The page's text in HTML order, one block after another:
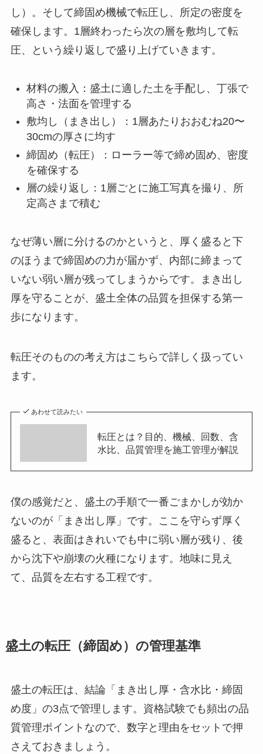
し）。そして締固め機械で転圧し、所定の密度を
確保します。1層終わったら次の層を敷均して転
圧、という繰り返しで盛り上げていきます。
材料の搬入：盛土に適した土を手配し、丁張で
高さ・法面を管理する
敷均し（まき出し）：1層あたりおおむね20〜
30cmの厚さに均す
締固め（転圧）：ローラー等で締め固め、密度
を確保する
層の繰り返し：1層ごとに施工写真を撮り、所
定高さまで積む
なぜ薄い層に分けるのかというと、厚く盛ると下
のほうまで締固めの力が届かず、内部に締まって
いない弱い層が残ってしまうからです。まき出し
厚を守ることが、盛土全体の品質を担保する第一
歩になります。
転圧そのものの考え方はこちらで詳しく扱ってい
ます。
あわせて読みたい
転圧とは？目的、機械、回数、含
水比、品質管理を施工管理が解説
僕の感覚だと、盛土の手順で一番ごまかしが効か
ないのが「まき出し厚」です。ここを守らず厚く
盛ると、表面はきれいでも中に弱い層が残り、後
から沈下や崩壊の火種になります。地味に見え
て、品質を左右する工程です。
盛土の転圧（締固め）の管理基準
盛土の転圧は、結論「まき出し厚・含水比・締固
め度」の3点で管理します。資格試験でも頻出の品
質管理ポイントなので、数字と理由をセットで押
さえておきましょう。